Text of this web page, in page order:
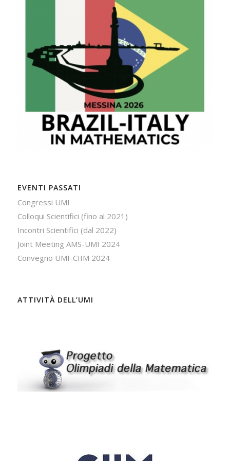
EVENTI PASSATI
Congressi UMI
Colloqui Scientifici (fino al 2021)
Incontri Scientifici (dal 2022)
Joint Meeting AMS-UMI 2024
Convegno UMI-CIIM 2024
ATTIVITÀ DELL’UMI